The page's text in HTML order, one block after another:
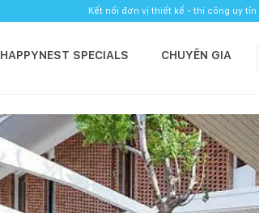
Kết nối đơn vị thiết kế - thi công uy tín.
HAPPYNEST SPECIALS CHUYÊN GIA